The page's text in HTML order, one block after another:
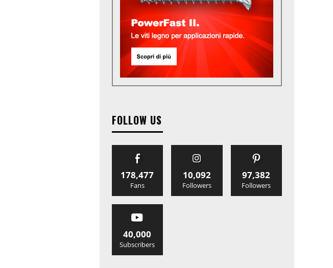
FOLLOW US
178,477
Fans
10,092
Followers
97,382
Followers
40,000
Subscribers